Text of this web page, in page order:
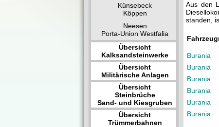
Künsebeck
Köppen
Neesen
Porta-Union Westfalia
Übersicht
Kalksandsteinwerke
Übersicht
Militärische Anlagen
Übersicht
Steinbrüche
Sand- und Kiesgruben
Übersicht
Trümmerbahnen
Aus den
standen,
Burania
Burania
Burania
Burania
Burania
Burania